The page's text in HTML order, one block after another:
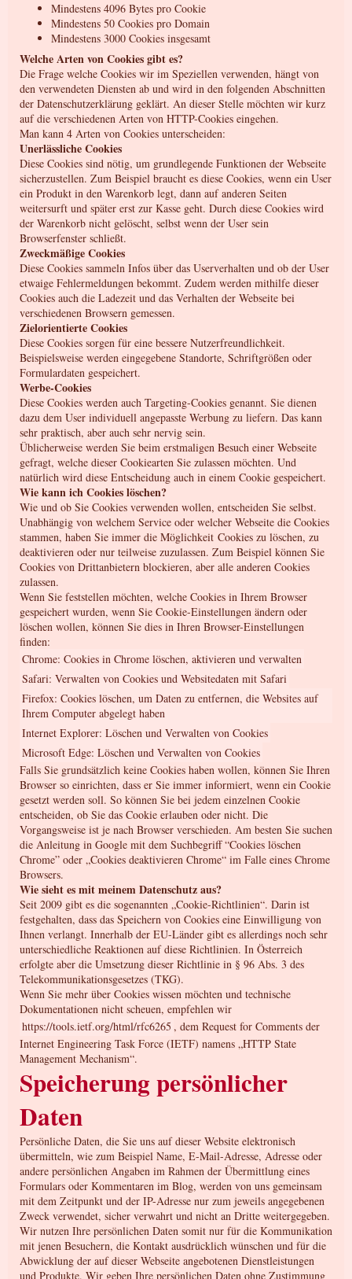
Mindestens 4096 Bytes pro Cookie
Mindestens 50 Cookies pro Domain
Mindestens 3000 Cookies insgesamt
Welche Arten von Cookies gibt es?
Die Frage welche Cookies wir im Speziellen verwenden, hängt von
den verwendeten Diensten ab und wird in den folgenden Abschnitten
der Datenschutzerklärung geklärt. An dieser Stelle möchten wir kurz
auf die verschiedenen Arten von HTTP-Cookies eingehen.
Man kann 4 Arten von Cookies unterscheiden:
Unerlässliche Cookies
Diese Cookies sind nötig, um grundlegende Funktionen der Webseite
sicherzustellen. Zum Beispiel braucht es diese Cookies, wenn ein User
ein Produkt in den Warenkorb legt, dann auf anderen Seiten
weitersurft und später erst zur Kasse geht. Durch diese Cookies wird
der Warenkorb nicht gelöscht, selbst wenn der User sein
Browserfenster schließt.
Zweckmäßige Cookies
Diese Cookies sammeln Infos über das Userverhalten und ob der User
etwaige Fehlermeldungen bekommt. Zudem werden mithilfe dieser
Cookies auch die Ladezeit und das Verhalten der Webseite bei
verschiedenen Browsern gemessen.
Zielorientierte Cookies
Diese Cookies sorgen für eine bessere Nutzerfreundlichkeit.
Beispielsweise werden eingegebene Standorte, Schriftgrößen oder
Formulardaten gespeichert.
Werbe-Cookies
Diese Cookies werden auch Targeting-Cookies genannt. Sie dienen
dazu dem User individuell angepasste Werbung zu liefern. Das kann
sehr praktisch, aber auch sehr nervig sein.
Üblicherweise werden Sie beim erstmaligen Besuch einer Webseite
gefragt, welche dieser Cookiearten Sie zulassen möchten. Und
natürlich wird diese Entscheidung auch in einem Cookie gespeichert.
Wie kann ich Cookies löschen?
Wie und ob Sie Cookies verwenden wollen, entscheiden Sie selbst.
Unabhängig von welchem Service oder welcher Webseite die Cookies
stammen, haben Sie immer die Möglichkeit Cookies zu löschen, zu
deaktivieren oder nur teilweise zuzulassen. Zum Beispiel können Sie
Cookies von Drittanbietern blockieren, aber alle anderen Cookies
zulassen.
Wenn Sie feststellen möchten, welche Cookies in Ihrem Browser
gespeichert wurden, wenn Sie Cookie-Einstellungen ändern oder
löschen wollen, können Sie dies in Ihren Browser-Einstellungen
finden:
Chrome: Cookies in Chrome löschen, aktivieren und verwalten
Safari: Verwalten von Cookies und Websitedaten mit Safari
Firefox: Cookies löschen, um Daten zu entfernen, die Websites auf
Ihrem Computer abgelegt haben
Internet Explorer: Löschen und Verwalten von Cookies
Microsoft Edge: Löschen und Verwalten von Cookies
Falls Sie grundsätzlich keine Cookies haben wollen, können Sie Ihren
Browser so einrichten, dass er Sie immer informiert, wenn ein Cookie
gesetzt werden soll. So können Sie bei jedem einzelnen Cookie
entscheiden, ob Sie das Cookie erlauben oder nicht. Die
Vorgangsweise ist je nach Browser verschieden. Am besten Sie suchen
die Anleitung in Google mit dem Suchbegriff “Cookies löschen
Chrome” oder „Cookies deaktivieren Chrome“ im Falle eines Chrome
Browsers.
Wie sieht es mit meinem Datenschutz aus?
Seit 2009 gibt es die sogenannten „Cookie-Richtlinien“. Darin ist
festgehalten, dass das Speichern von Cookies eine Einwilligung von
Ihnen verlangt. Innerhalb der EU-Länder gibt es allerdings noch sehr
unterschiedliche Reaktionen auf diese Richtlinien. In Österreich
erfolgte aber die Umsetzung dieser Richtlinie in § 96 Abs. 3 des
Telekommunikationsgesetzes (TKG).
Wenn Sie mehr über Cookies wissen möchten und technische
Dokumentationen nicht scheuen, empfehlen wir
https://tools.ietf.org/html/rfc6265 , dem Request for Comments der
Internet Engineering Task Force (IETF) namens „HTTP State
Management Mechanism“.
Speicherung persönlicher
Daten
Persönliche Daten, die Sie uns auf dieser Website elektronisch
übermitteln, wie zum Beispiel Name, E-Mail-Adresse, Adresse oder
andere persönlichen Angaben im Rahmen der Übermittlung eines
Formulars oder Kommentaren im Blog, werden von uns gemeinsam
mit dem Zeitpunkt und der IP-Adresse nur zum jeweils angegebenen
Zweck verwendet, sicher verwahrt und nicht an Dritte weitergegeben.
Wir nutzen Ihre persönlichen Daten somit nur für die Kommunikation
mit jenen Besuchern, die Kontakt ausdrücklich wünschen und für die
Abwicklung der auf dieser Webseite angebotenen Dienstleistungen
und Produkte. Wir geben Ihre persönlichen Daten ohne Zustimmung